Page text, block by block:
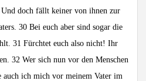
doch fällt keiner von ihnen zur
30 Bei euch aber sind sogar die
31 Fürchtet euch also nicht! Ihr
32 Wer sich nun vor den Menschen
auch ich mich vor meinem Vater im